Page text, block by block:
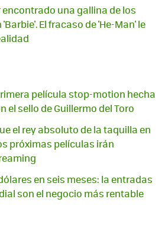
una gallina de los
El fracaso de 'He-Man' le
película stop-motion hecha
el sello de Guillermo del Toro
el rey absoluto de la taquilla en
próximas películas irán
en seis meses: la entradas
son el negocio más rentable